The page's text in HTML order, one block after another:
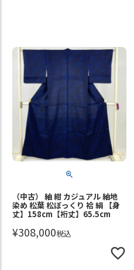
（中古） 紬 紺 カジュアル 紬地
染め 松葉 松ぼっくり 袷 絹 【身
丈】158cm【裄丈】65.5cm
¥308,000税込